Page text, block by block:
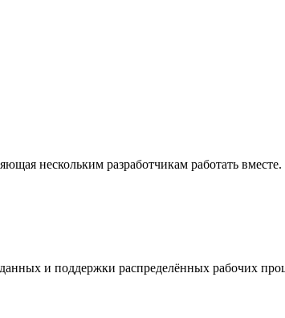
нескольким разработчикам работать вместе.
и поддержки распределённых рабочих